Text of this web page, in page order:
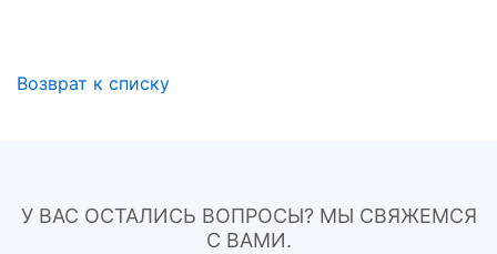
Возврат к списку
У ВАС ОСТАЛИСЬ ВОПРОСЫ? МЫ СВЯЖЕМСЯ
С ВАМИ.